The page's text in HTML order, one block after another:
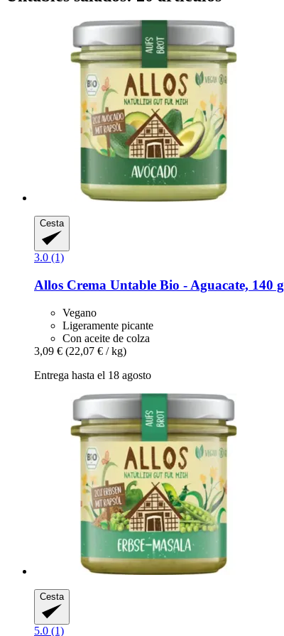
Cesta
3.0 (1)
Allos Crema Untable Bio -​ Aguacate, 140 g
Vegano
Ligeramente picante
Con aceite de colza
3,09 € (22,07 € / kg)
Entrega hasta el 18 agosto
Cesta
5.0 (1)